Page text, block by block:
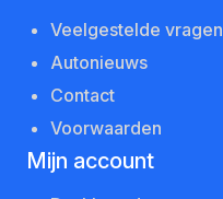
Veelgestelde vragen
Autonieuws
Contact
Voorwaarden
Mijn account